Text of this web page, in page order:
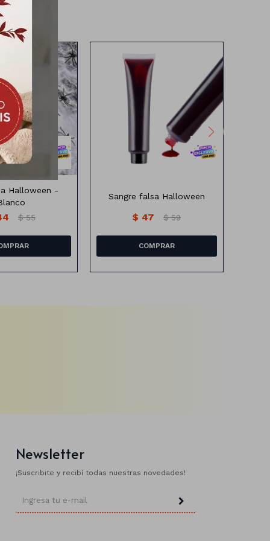
de Halloween
Halloween -
$ 55
28G de sangre falsa
Sangre falsa Halloween
$ 47 $ 59
Newsletter
¡Suscribite y recibí todas nuestras novedades!